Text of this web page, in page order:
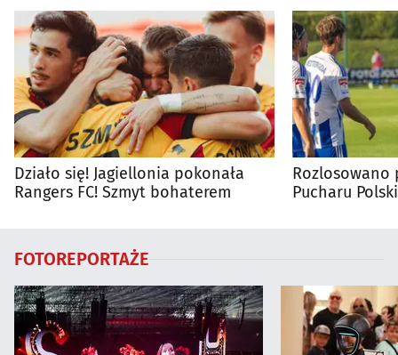
Działo się! Jagiellonia pokonała
Rangers FC! Szmyt bohaterem
Rozlosowano
Pucharu Polski
FOTOREPORTAŻE